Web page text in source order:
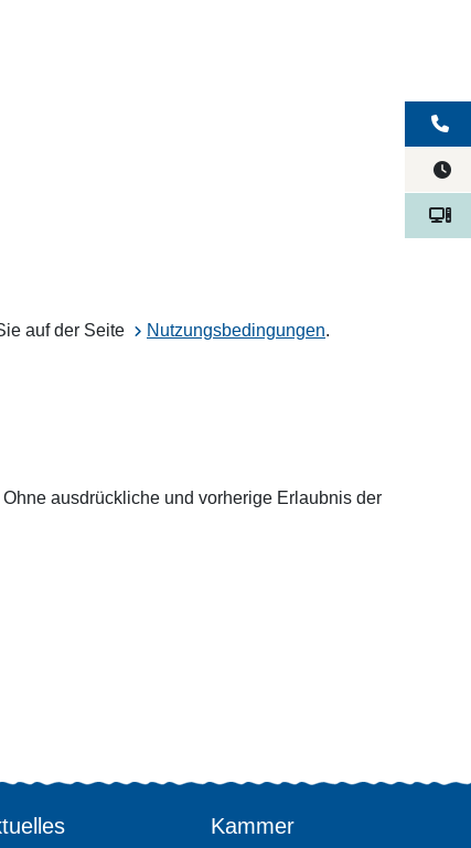
auf der Seite Nutzungsbedingungen.
ausdrückliche und vorherige Erlaubnis der
Kammer